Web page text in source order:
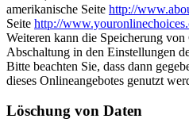
amerikanische Seite http://
Seite http://
Weiteren kann die Speicherung von
Abschaltung in den Einstellungen
Bitte beachten Sie, dass dann
dieses Onlineangebotes genutzt
Löschung von Daten